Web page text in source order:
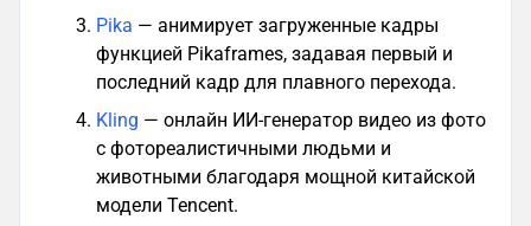
Pika — анимирует загруженные кадры
функцией Pikaframes, задавая первый и
последний кадр для плавного перехода.
Kling — онлайн ИИ-генератор видео из фото
с фотореалистичными людьми и
животными благодаря мощной китайской
модели Tencent.